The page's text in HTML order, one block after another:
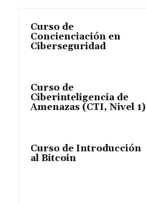
Curso de
Concienciación en
Ciberseguridad
Curso de
Ciberinteligencia de
Amenazas (CTI, Nivel 1)
Curso de Introducción
al Bitcoin